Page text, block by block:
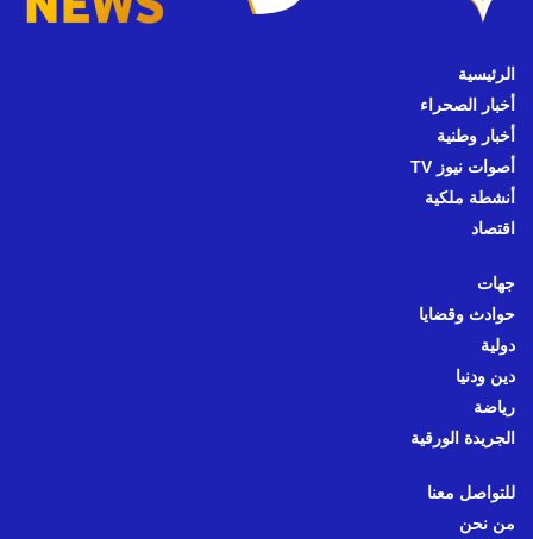
الرئيسية
أخبار الصحراء
أخبار وطنية
أصوات نيوز TV
أنشطة ملكية
اقتصاد
جهات
حوادث وقضايا
دولية
دين ودنيا
رياضة
الجريدة الورقية
للتواصل معنا
من نحن